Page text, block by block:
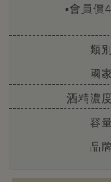
▪會員價
類
國
酒精濃
容
品